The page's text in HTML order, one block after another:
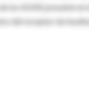
los AGNE presente
del receptor de